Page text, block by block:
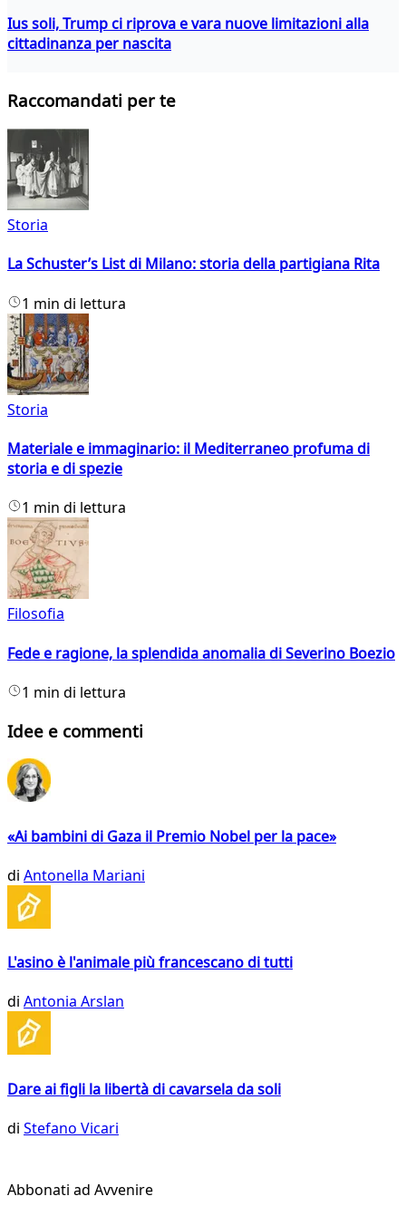
Ius soli, Trump ci riprova e vara nuove limitazioni alla
cittadinanza per nascita
Raccomandati per te
Storia
La Schuster’s List di Milano: storia della partigiana Rita
1 min di lettura
Storia
Materiale e immaginario: il Mediterraneo profuma di
storia e di spezie
1 min di lettura
Filosofia
Fede e ragione, la splendida anomalia di Severino Boezio
1 min di lettura
Idee e commenti
«Ai bambini di Gaza il Premio Nobel per la pace»
di Antonella Mariani
L'asino è l'animale più francescano di tutti
di Antonia Arslan
Dare ai figli la libertà di cavarsela da soli
di Stefano Vicari
Abbonati ad Avvenire